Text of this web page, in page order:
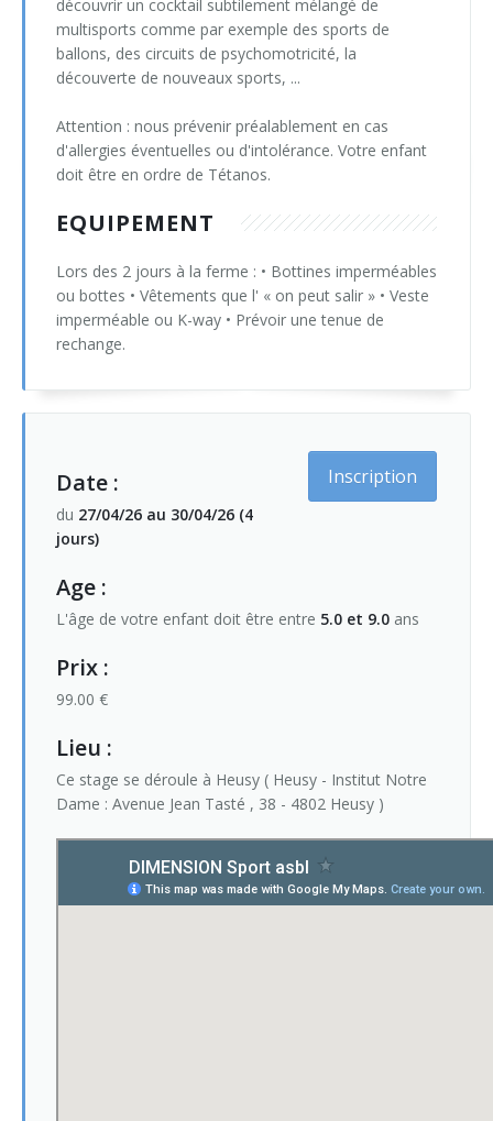
découvrir un cocktail subtilement mélangé de
multisports comme par exemple des sports de
ballons, des circuits de psychomotricité, la
découverte de nouveaux sports, ...
Attention : nous prévenir préalablement en cas
d'allergies éventuelles ou d'intolérance. Votre enfant
doit être en ordre de Tétanos.
EQUIPEMENT
Lors des 2 jours à la ferme : • Bottines imperméables
ou bottes • Vêtements que l' « on peut salir » • Veste
imperméable ou K-way • Prévoir une tenue de
rechange.
Inscription
Date :
du 27/04/26 au 30/04/26 (4
jours)
Age :
L'âge de votre enfant doit être entre 5.0 et 9.0 ans
Prix :
99.00 €
Lieu :
Ce stage se déroule à Heusy ( Heusy - Institut Notre
Dame : Avenue Jean Tasté , 38 - 4802 Heusy )